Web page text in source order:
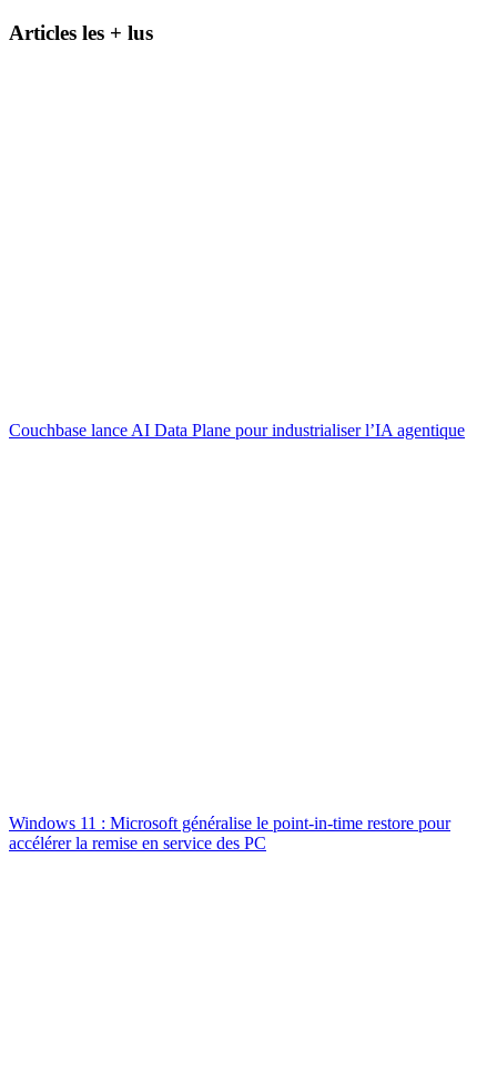
Articles les + lus
Couchbase lance AI Data Plane pour industrialiser l’IA agentique
Windows 11 : Microsoft généralise le point-in-time restore pour
accélérer la remise en service des PC